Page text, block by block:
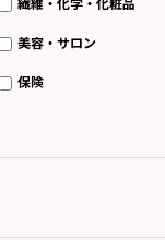
美容・サロン
保険